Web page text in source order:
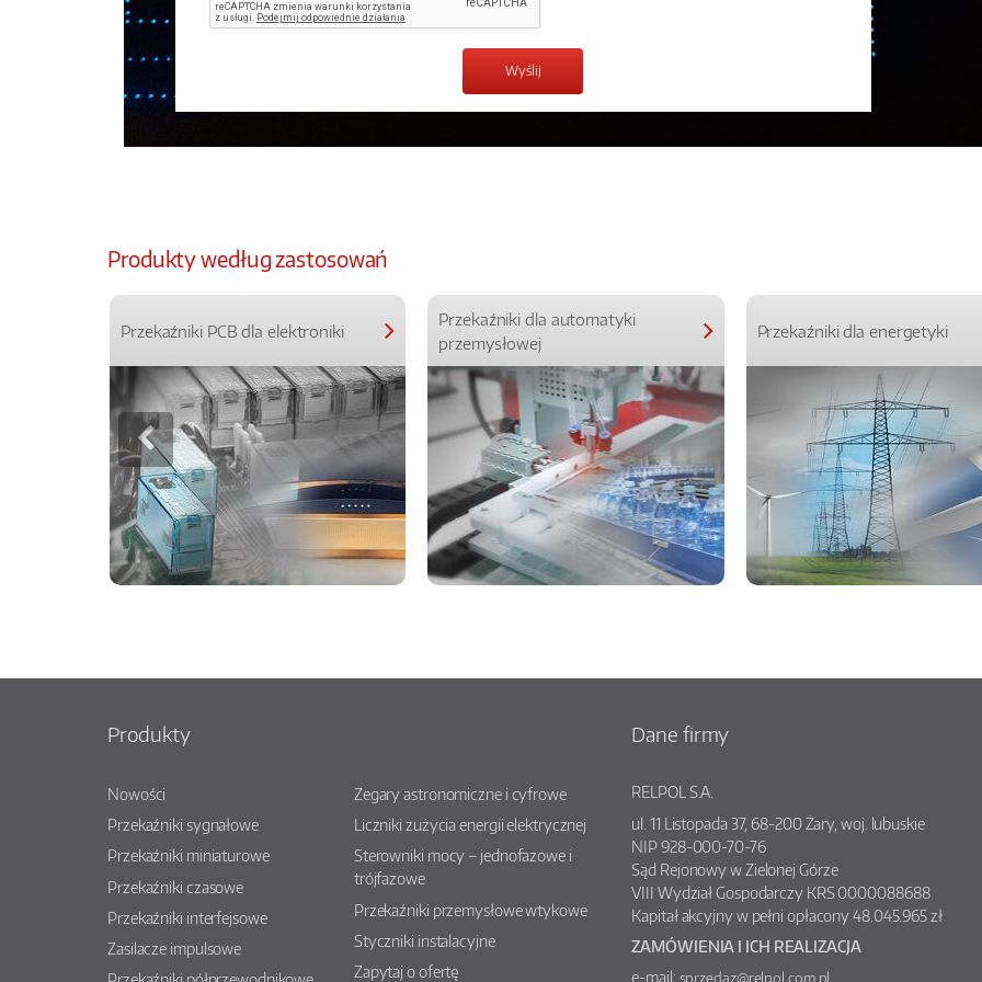
Produkty według zastosowań
Przekaźniki PCB dla elektroniki
Przekaźniki dla automatyki
przemysłowej
Przekaźniki dla energetyki
Produkty
Nowości
Przekaźniki sygnałowe
Przekaźniki miniaturowe
Przekaźniki czasowe
Przekaźniki interfejsowe
Zasilacze impulsowe
Zegary astronomiczne i cyfrowe
Liczniki zużycia energii elektrycznej
Sterowniki mocy – jednofazowe i
trójfazowe
Przekaźniki przemysłowe wtykowe
Styczniki instalacyjne
Zapytaj o ofertę
Dane firmy
RELPOL S.A.
ul. 11 Listopada 37,68-200Żary, woj. lubuskie
NIP 928-000-70-76
Sąd Rejonowy w Zielonej Górze
VIII Wydział Gospodarczy KRS 0000088688
Kapitał akcyjny w pełni opłacony 48.045.965 zł
ZAMÓWIENIA I ICH REALIZACJA
e-mail: sprzedaz@relpol.com.pl